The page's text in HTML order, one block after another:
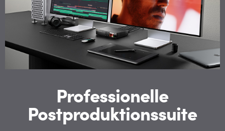
Chinese Taipei
Turkey
United Kingdom
United States
Professionelle
Postproduktionssuite